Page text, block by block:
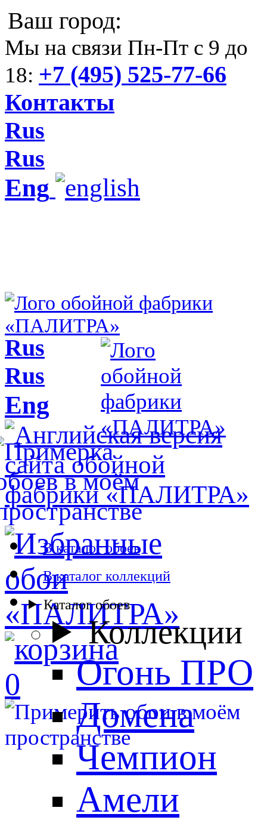
Ваш город:
Мы на связи Пн-Пт с 9 до
18: +7 (495) 525-77-66
Контакты
Rus
Rus
Eng
0
Rus
Rus
Eng
В каталог обоев
В каталог коллекций
Каталог обоев
Коллекции
Огонь ПРО
Домена
Чемпион
Амели